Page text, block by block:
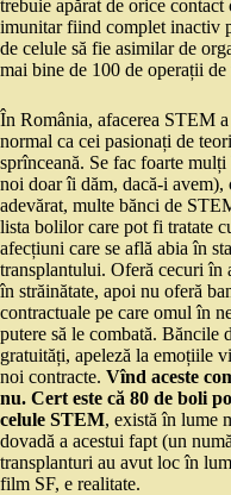
trebuie apărat de orice
imunitar fiind complet inactiv
de celule să fie asimilar de
mai bine de 100 de operații
În România, afacerea STEM
normal ca cei pasionați de
sprînceană. Se fac foarte
noi doar îi dăm, dacă-i avem),
adevărat, multe bănci de
lista bolilor care pot fi tratate
afecțiuni care se află abia în
transplantului. Oferă cecuri în
în străinătate, apoi nu oferă
contractuale pe care omul în
putere să le combată. Băncile
gratuități, apeleză la emoțiile
noi contracte. Vînd aceste
nu. Cert este că 80 de boli
celule STEM, există în lume
dovadă a acestui fapt (un
transplanturi au avut loc în
film SF, e realitate.